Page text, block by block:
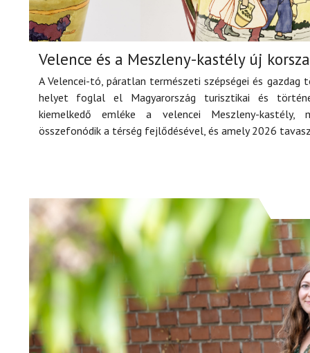
Velence és a Meszleny-kastély új
A Velencei-tó, páratlan természeti szépségei és
helyet foglal el Magyarország turisztikai és
kiemelkedő emléke a velencei Meszleny-kastély,
összefonódik a térség fejlődésével, és amely 2026